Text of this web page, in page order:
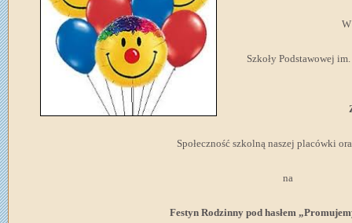
Szkoły Podstawowej
Społeczność szkolną naszej placówki
na
Festyn Rodzinny pod hasłem